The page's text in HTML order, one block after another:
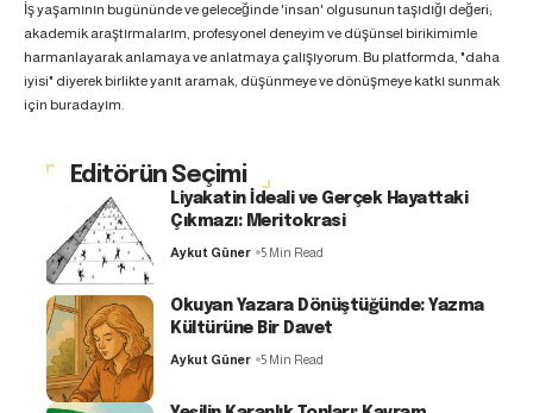
İş yaşamının bugününde ve geleceğinde 'insan' olgusunun taşıdığı değeri;
akademik araştırmalarım, profesyonel deneyim ve düşünsel birikimimle
harmanlayarak anlamaya ve anlatmaya çalışıyorum. Bu platformda, "daha
iyisi" diyerek birlikte yanıt aramak, düşünmeye ve dönüşmeye katkı sunmak
için buradayım.
Editörün Seçimi
Liyakatin İdeali ve Gerçek Hayattaki
Çıkmazı: Meritokrasi
Aykut Güner 5 Min Read
Okuyan Yazara Dönüştüğünde: Yazma
Kültürüne Bir Davet
Aykut Güner 5 Min Read